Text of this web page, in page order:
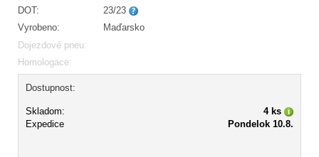
DOT:
23/23
Vyrobeno:
Maďarsko
Dojezdové pneu:
Homologace:
Dostupnost:
Skladom:
4 ks
Expedice
Pondelok 10.8.